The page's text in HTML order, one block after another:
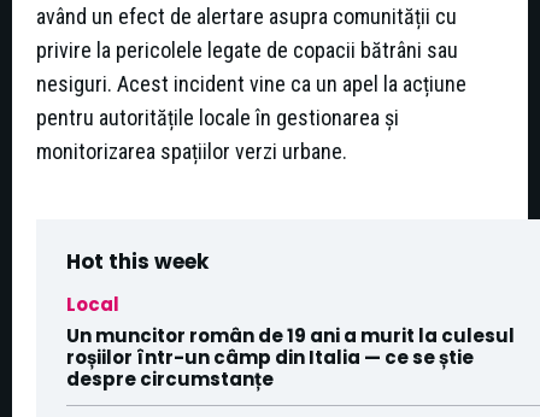
având un efect de alertare asupra comunității cu
privire la pericolele legate de copacii bătrâni sau
nesiguri. Acest incident vine ca un apel la acțiune
pentru autoritățile locale în gestionarea și
monitorizarea spațiilor verzi urbane.
Hot this week
Local
Un muncitor român de 19 ani a murit la culesul
roșiilor într-un câmp din Italia — ce se știe
despre circumstanțe